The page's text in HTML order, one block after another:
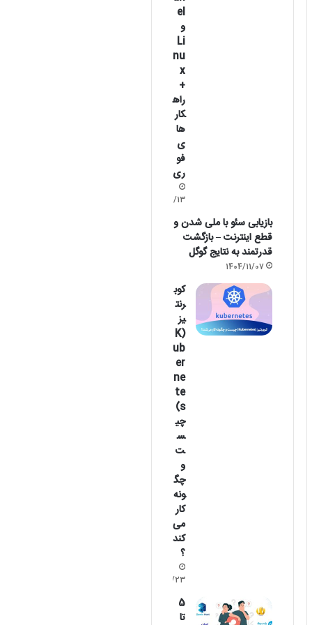
el
و
Li
nu
x
+
راه
کار
ها
ی
فو
ری
1405/02/13
بازیابی سئو با ملی شدن و
قطع اینترنت – بازگشت
قدرتمند به نتایج گوگل
1404/11/07
کوب
رنت
یز
(K
ub
er
ne
te
s)
چی
س
ت
و
چگ
ونه
کار
می‌
کند
؟
1404/06/23
5
تا